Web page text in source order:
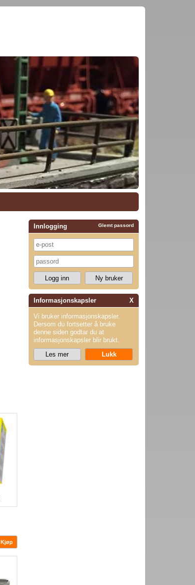
Glemt passord
Innlogging
Informasjonskapsler X
Vi bruker informasjonskapsler.
Dersom du fortsetter å bruke
denne siden godtar du at
informasjonskapsler blir brukt.